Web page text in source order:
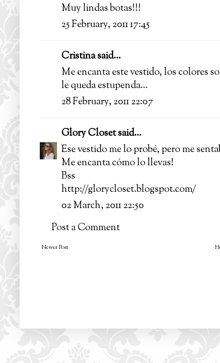
Muy lindas botas!!!
25 February, 2011 17:45
Cristina said...
Me encanta este vestido, los colores
le queda estupenda...
28 February, 2011 22:07
Glory Closetsaid...
Ese vestido me lo probé, pero me
Me encanta cómo lo llevas!
Bss
http://glorycloset.blogspot.com/
02 March, 2011 22:50
Post a Comment
Newer Post